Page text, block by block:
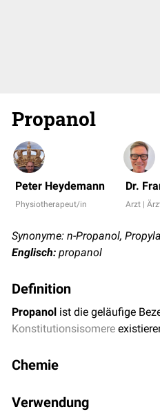
Propanol
Peter Heydemann
Physiotherapeut/in
Dr.
Arzt |
Synonyme: n-Propanol,
Englisch: propanol
Definition
Propanol ist die geläufige
Konstitutionsisomere
Chemie
EthanolundEther
Verwendung